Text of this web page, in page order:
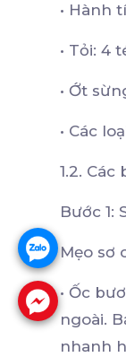
• Hành
• Tỏi: 4
• Ớt
• Các
1.2.
Bước 1:
Mẹo sơ
• Ốc
ngoài.
nhanh